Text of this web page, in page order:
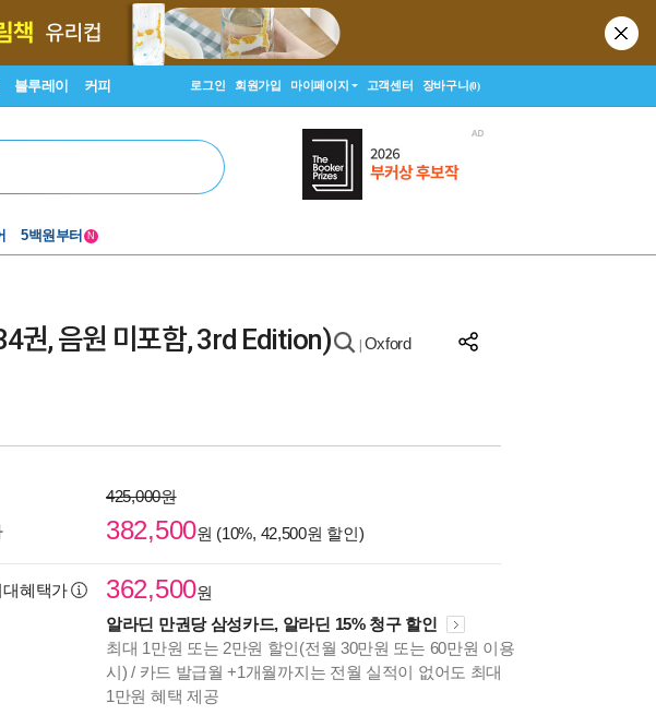
블루레이 커피 로그인 회원가입 마이페이지 고객센터 장바구니(0)
5백원부터
N
권, 음원 미포함, 3rd Edition)
Oxford
425,000원
382,500원 (10%, 42,500원 할인)
대혜택가 362,500원
알라딘 만권당 삼성카드, 알라딘 15% 청구 할인
최대 1만원 또는 2만원 할인(전월 30만원 또는 60만원 이용
시) / 카드 발급월 +1개월까지는 전월 실적이 없어도 최대
1만원 혜택 제공